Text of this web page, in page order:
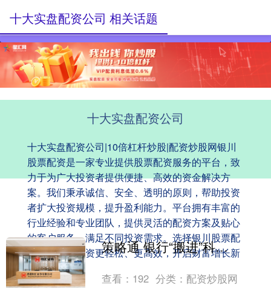
十大实盘配资公司
十大实盘配资公司|10倍杠杆炒股|配资炒股网银川
股票配资是一家专业提供股票配资服务的平台，致
力于为广大投资者提供便捷、高效的资金解决方
案。我们秉承诚信、安全、透明的原则，帮助投资
者扩大投资规模，提升盈利能力。平台拥有丰富的
行业经验和专业团队，提供灵活的配资方案及贴心
的客户服务，满足不同投资需求。选择银川股票配
资，让您的投资更轻松、更高效，开启财富增长新
篇章！
十大实盘配资公司 相关话题
策略通 银行“搬进”科创实验室 让科技金融服务“零距离”
查看： 192 分类： 配资炒股网